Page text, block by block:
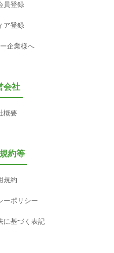
員登録
ア登録
企業様へ
会社
概要
約等
規約
ーポリシー
に基づく表記